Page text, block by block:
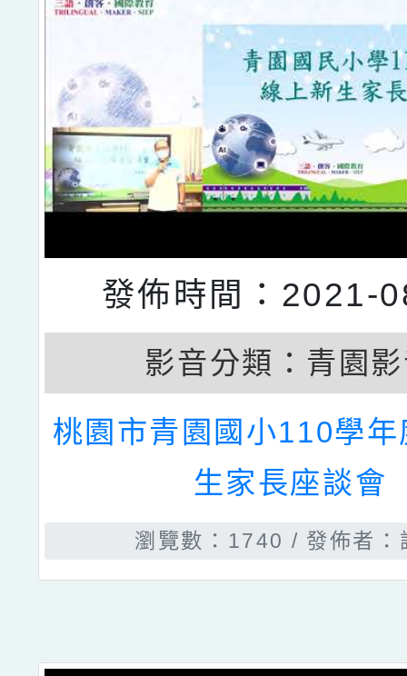
發佈時間：2021-
影音分類： 青園
桃園市青園國小110學
生家長座談會
瀏覽數：1740 發佈者：